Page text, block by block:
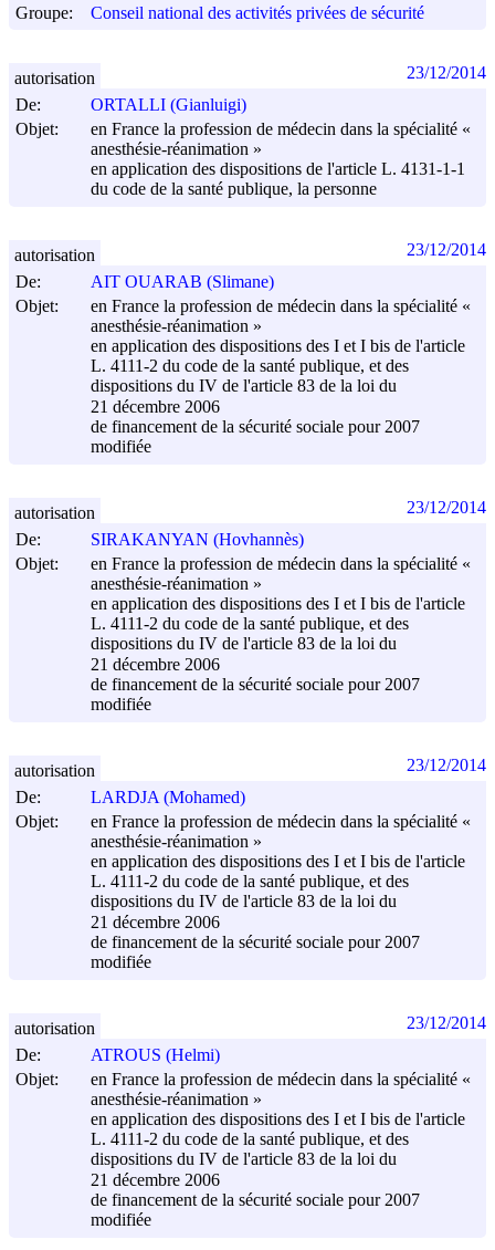
Groupe:
Conseil national des activités privées de sécurité
De:
ORTALLI (Gianluigi)
Objet:
en France la profession de médecin dans la spécialité «
anesthésie-réanimation »
en application des dispositions de l'article L. 4131-1-1
du code de la santé publique, la personne
autorisation 23/12/2014
De:
AIT OUARAB (Slimane)
Objet:
en France la profession de médecin dans la spécialité «
anesthésie-réanimation »
en application des dispositions des I et I bis de l'article
L. 4111-2 du code de la santé publique, et des
dispositions du IV de l'article 83 de la loi du
21 décembre 2006
de financement de la sécurité sociale pour 2007
modifiée
autorisation 23/12/2014
De:
SIRAKANYAN (Hovhannès)
Objet:
en France la profession de médecin dans la spécialité «
anesthésie-réanimation »
en application des dispositions des I et I bis de l'article
L. 4111-2 du code de la santé publique, et des
dispositions du IV de l'article 83 de la loi du
21 décembre 2006
de financement de la sécurité sociale pour 2007
modifiée
autorisation 23/12/2014
De:
LARDJA (Mohamed)
Objet:
en France la profession de médecin dans la spécialité «
anesthésie-réanimation »
en application des dispositions des I et I bis de l'article
L. 4111-2 du code de la santé publique, et des
dispositions du IV de l'article 83 de la loi du
21 décembre 2006
de financement de la sécurité sociale pour 2007
modifiée
autorisation 23/12/2014
De:
ATROUS (Helmi)
Objet:
en France la profession de médecin dans la spécialité «
anesthésie-réanimation »
en application des dispositions des I et I bis de l'article
L. 4111-2 du code de la santé publique, et des
dispositions du IV de l'article 83 de la loi du
21 décembre 2006
de financement de la sécurité sociale pour 2007
modifiée
autorisation 23/12/2014